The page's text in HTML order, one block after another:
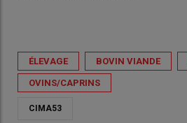
ÉLEVAGE BOVIN VIANDE
OVINS/CAPRINS
CIMA53